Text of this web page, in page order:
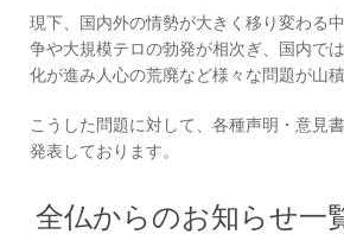
現下、国内外の情勢が大きく移り変わる
争や大規模テロの勃発が相次ぎ、国内で
化が進み人心の荒廃など様々な問題が山積
こうした問題に対して、各種声明・意見
発表しております。
全仏からのお知らせ一